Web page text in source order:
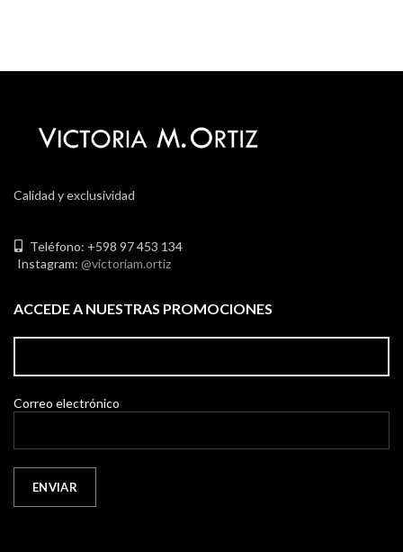
Calidad y exclusividad
Teléfono: +598 97 453 134
Instagram: @victoriam.ortiz
ACCEDE A NUESTRAS PROMOCIONES
Correo electrónico